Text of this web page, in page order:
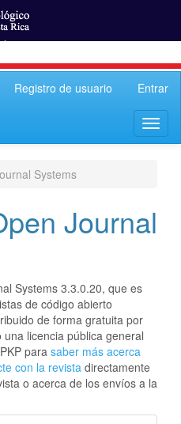
Registro de usuario Entrar
Systems
Journal
Systems 3.3.0.20, que es
de código abierto
de forma gratuita por
licencia pública general
para saber más acerca
con la revista directamente
o acerca de los envíos a la